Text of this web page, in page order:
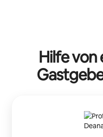
Hilfe von